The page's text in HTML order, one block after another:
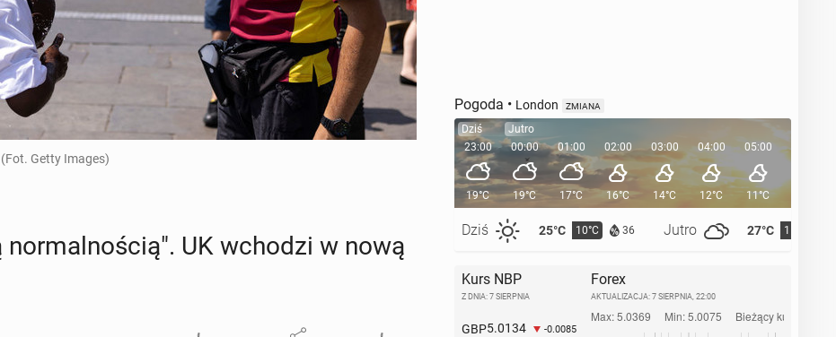
Getty Images)
UK wchodzi w nową
Pogoda • London ZMIANA
Dziś
23:00
19°C
Dziś 25°C 10°C 36 Jutro 27°C 11°C
Jutro
00:00
19°C
01:00
17°C
02:00
16°C
03:00
14°C
04:00
12°C
05:00
11°C
Kurs NBP
Z DNIA: 7 SIERPNIA
GBP5.0134 -0.0085
Forex
AKTUALIZACJA: 7 SIERPNIA, 22:00